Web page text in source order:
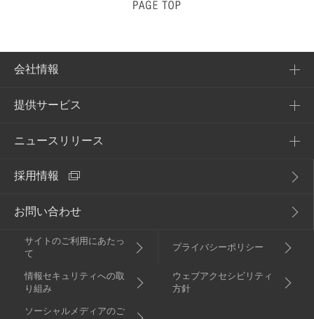
会社情報
会社概要
企業理念
アクセス
電子公告・決算公告
提供サービス
提供サービス一覧
NURO Biz
Enly
ニュースリリース
2026年
2025年
2024年
2023年
2022年
採用情報
お問い合わせ
サイトのご利用にあたっ
て
プライバシーポリシー
情報セキュリティへの取
り組み
ウェブアクセシビリティ
方針
ソーシャルメディアのご